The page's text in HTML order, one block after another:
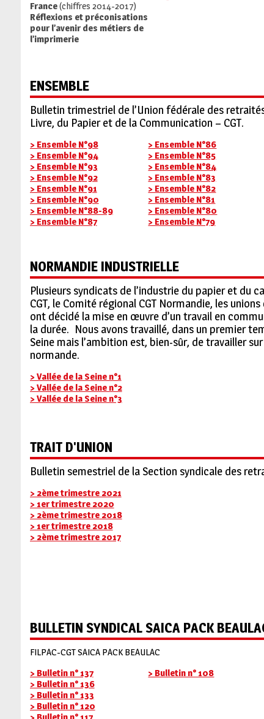
France(chiffres 2014-2017)
Réflexions et préconisations
pour l’avenir des métiers de
l’imprimerie
ENSEMBLE
Bulletin trimestriel de l’Union fédérale des
Livre, du Papier et de la Communication – CGT.
> Ensemble N°98
> Ensemble N°94
> Ensemble N°93
> Ensemble N°92
> Ensemble N°91
> Ensemble N°90
> Ensemble N°88-89
> Ensemble N°87
> Ensemble N°86
> Ensemble N°85
> Ensemble N°84
> Ensemble N°83
> Ensemble N°82
> Ensemble N°81
> Ensemble N°80
> Ensemble N°79
NORMANDIE INDUSTRIELLE
Plusieurs syndicats de l’industrie du papier et du
CGT, le Comité régional CGT Normandie, les
ont décidé la mise en œuvre d’un travail en
la durée. Nous avons travaillé, dans un premier
Seine mais l’ambition est, bien-sûr, de travailler
normande.
> Vallée de la Seine n°1
> Vallée de la Seine n°2
> Vallée de la Seine n°3
TRAIT D'UNION
Bulletin semestriel de la Section syndicale des
> 2ème trimestre 2021
> 1er trimestre 2020
> 2ème trimestre 2018
> 1er trimestre 2018
> 2ème trimestre 2017
BULLETIN SYNDICAL SAICA PACK
FILPAC-CGT SAICA PACK BEAULAC
> Bulletin n° 137
> Bulletin n° 136
> Bulletin n° 133
> Bulletin n° 120
> Bulletin n° 108